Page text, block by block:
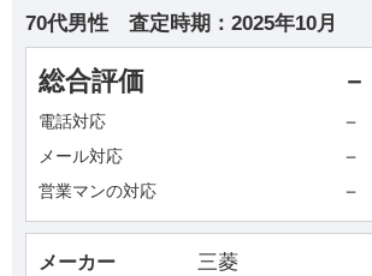
70代男性 査定時期： 2025年10月
総合評価 －
電話対応 －
メール対応 －
営業マンの対応 －
メーカー 三菱